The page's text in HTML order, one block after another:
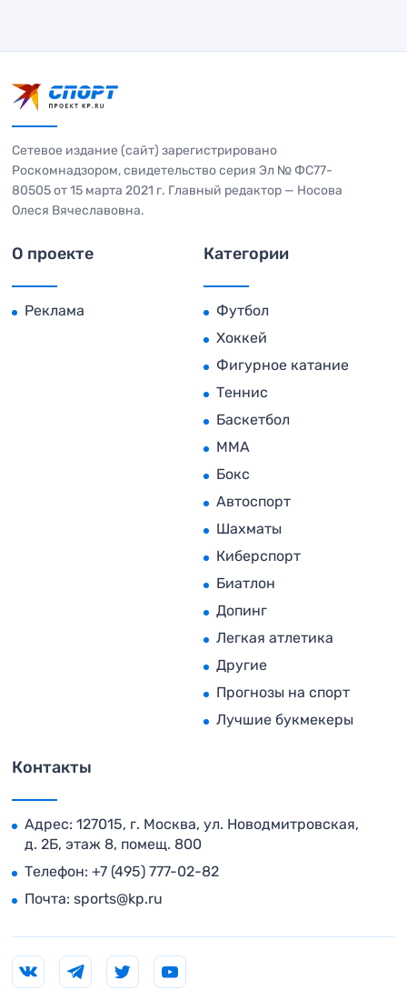
Сетевое издание (сайт) зарегистрировано
Роскомнадзором, свидетельство серия Эл № ФС77-
80505 от 15 марта 2021 г. Главный редактор — Носова
Олеся Вячеславовна.
О проекте
Реклама
Категории
Футбол
Хоккей
Фигурное катание
Теннис
Баскетбол
MMA
Бокс
Автоспорт
Шахматы
Киберспорт
Биатлон
Допинг
Легкая атлетика
Другие
Прогнозы на спорт
Лучшие букмекеры
Контакты
Адрес: 127015, г. Москва, ул. Новодмитровская,
д. 2Б, этаж 8, помещ. 800
Телефон: +7 (495) 777-02-82
Почта: sports@kp.ru